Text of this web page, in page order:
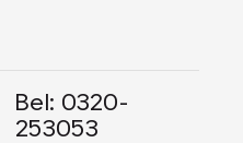
Bel: 0320-
253053